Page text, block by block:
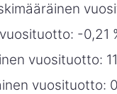
-0,21
vuosituotto:
vuosituotto: